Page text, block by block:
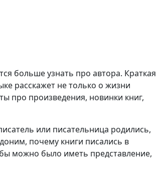
больше узнать про автора. Краткая
расскажет не только о жизни
про произведения, новинки книг,
или писательница родились,
почему книги писались в
можно было иметь представление,